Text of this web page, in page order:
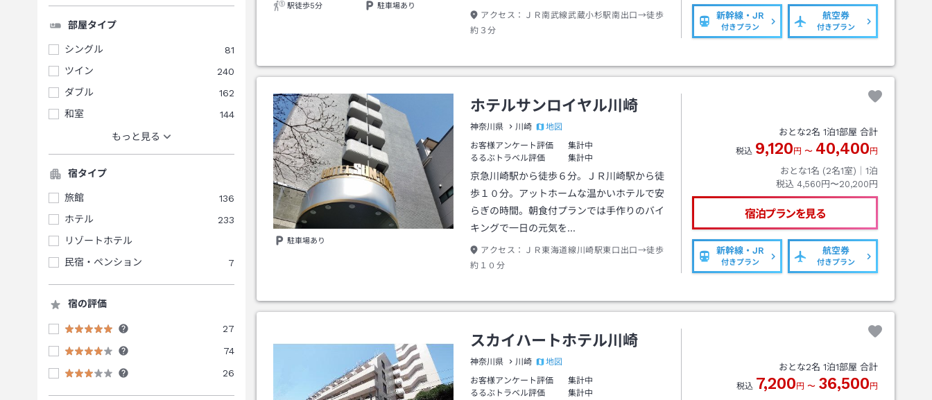
部屋タイプ
シングル
81
ツイン
240
ダブル
162
和室
144
もっと見る
宿タイプ
旅館
136
ホテル
233
リゾートホテル
民宿・ペンション
7
宿の評価
27
74
26
駅徒歩5分 駐車場あり
アクセス：
ＪＲ南武線武蔵小杉駅南出口→徒歩
約３分
新幹線・JR
付きプラン
航空券
付きプラン
駐車場あり
ホテルサンロイヤル川崎
神奈川県 川崎
地図
お客様アンケート評価
集計中
るるぶトラベル評価
集計中
京急川崎駅から徒歩６分。ＪＲ川崎駅から徒
歩１０分。アットホームな温かいホテルで安
らぎの時間。朝食付プランでは手作りのバイ
キングで一日の元気を…
アクセス：
ＪＲ東海道線川崎駅東口出口→徒歩
約１０分
おとな2名 1泊1部屋 合計
税込 9,120 円 〜 40,400 円
おとな1名 (2名1室)｜ 1泊
税込 4,560円〜20,200円
宿泊プランを見る
新幹線・JR
付きプラン
航空券
付きプラン
スカイハートホテル川崎
神奈川県 川崎
地図
お客様アンケート評価
集計中
るるぶトラベル評価
集計中
おとな2名 1泊1部屋 合計
税込 7,200 円 〜 36,500 円